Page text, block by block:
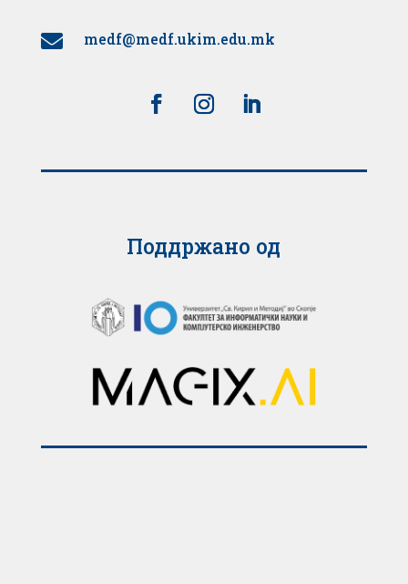
 medf@medf.ukim.edu.mk
Поддржано од